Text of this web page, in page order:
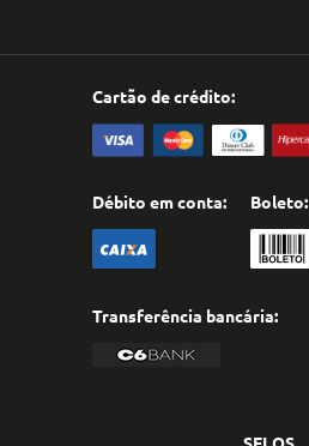
Cartão de crédito:
Débito em conta: Boleto:
Transferência bancária: